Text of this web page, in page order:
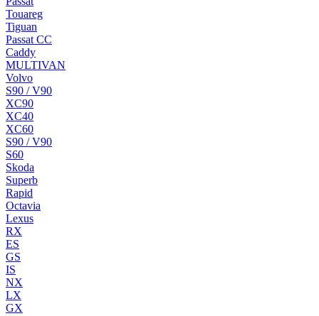
Touareg
Tiguan
Passat CC
Caddy
MULTIVAN
Volvo
S90 / V90
XC90
XC40
XC60
S90 / V90
S60
Skoda
Superb
Rapid
Octavia
Lexus
RX
ES
GS
IS
NX
LX
GX